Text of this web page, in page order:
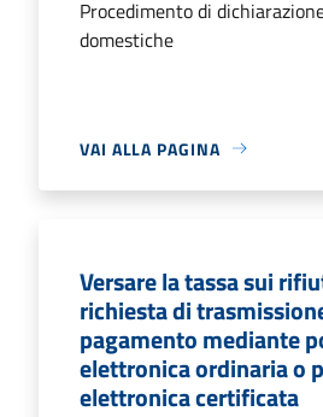
Procedimento di
domestiche
VAI ALLA PAGINA
Versare la tassa sui
richiesta di
pagamento mediante
elettronica ordinaria o
elettronica certificata